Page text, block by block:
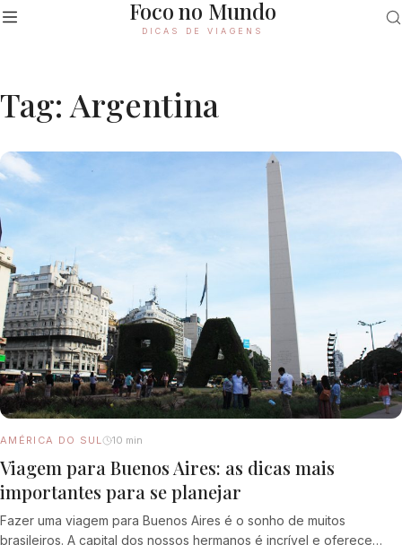
Foco no Mundo
DICAS DE VIAGENS
Tag: Argentina
AMÉRICA DO SUL 10 min
Viagem para Buenos Aires: as dicas mais
importantes para se planejar
Fazer uma viagem para Buenos Aires é o sonho de muitos
brasileiros. A capital dos nossos hermanos é incrível e oferece